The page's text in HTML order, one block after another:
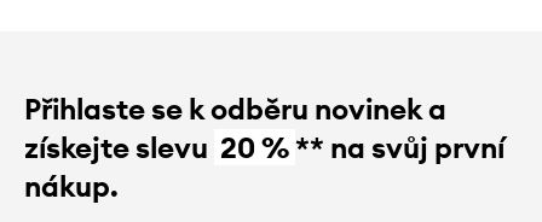
Přihlaste se k odběru novinek a
získejte slevu 20 %** na svůj první
nákup.